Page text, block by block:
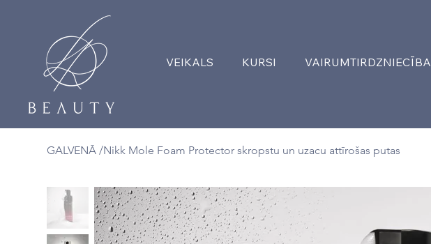
VEIKALS KURSI VAIRUMTIRDZNIECĪBA
GALVENĀ /Nikk Mole Foam Protector skropstu un uzacu attīrošas putas